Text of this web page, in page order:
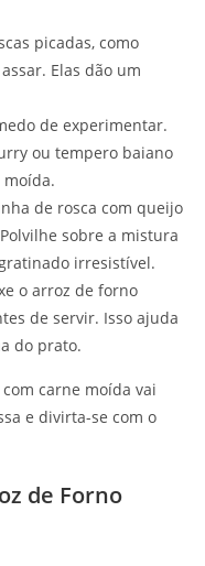
picadas, como
Elas dão um
de experimentar.
ou tempero baiano
de rosca com queijo
sobre a mistura
irresistível.
o arroz de forno
de servir. Isso ajuda
do prato.
carne moída vai
e divirta-se com o
de Forno